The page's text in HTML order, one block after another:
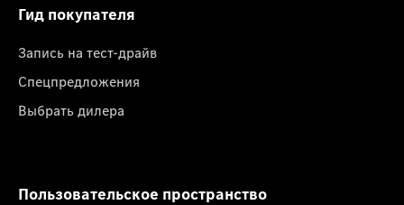
Гид покупателя
Запись на тест-драйв
Спецпредложения
Выбрать дилера
Пользовательское пространство